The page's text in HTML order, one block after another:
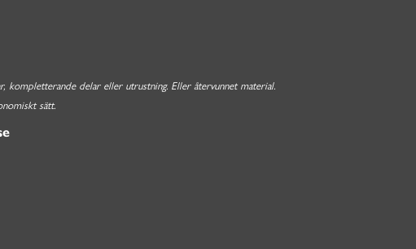
kompletterande delar eller utrustning. Eller återvunnet material.
sätt.